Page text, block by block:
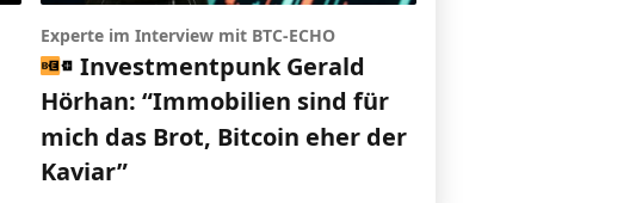
Experte im Interview mit BTC-ECHO
Investmentpunk Gerald
Hörhan: “Immobilien sind für
mich das Brot, Bitcoin eher der
Kaviar”